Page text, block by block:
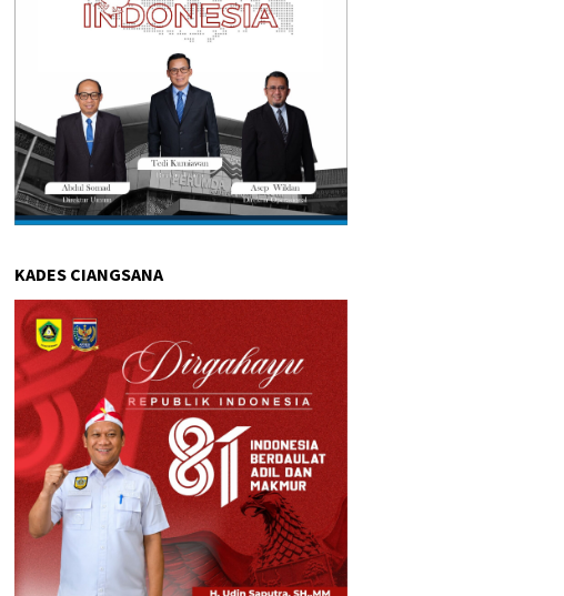
KADES CIANGSANA